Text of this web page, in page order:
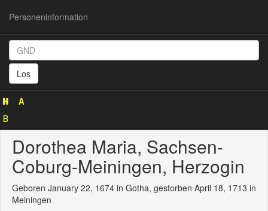
Personeninformation
Los
Personeninformation
104175281)
Dorothea Maria, Sachsen-
Coburg-Meiningen, Herzogin
Geboren January 22, 1674 in Gotha, gestorben April 18, 1713 in
Meiningen